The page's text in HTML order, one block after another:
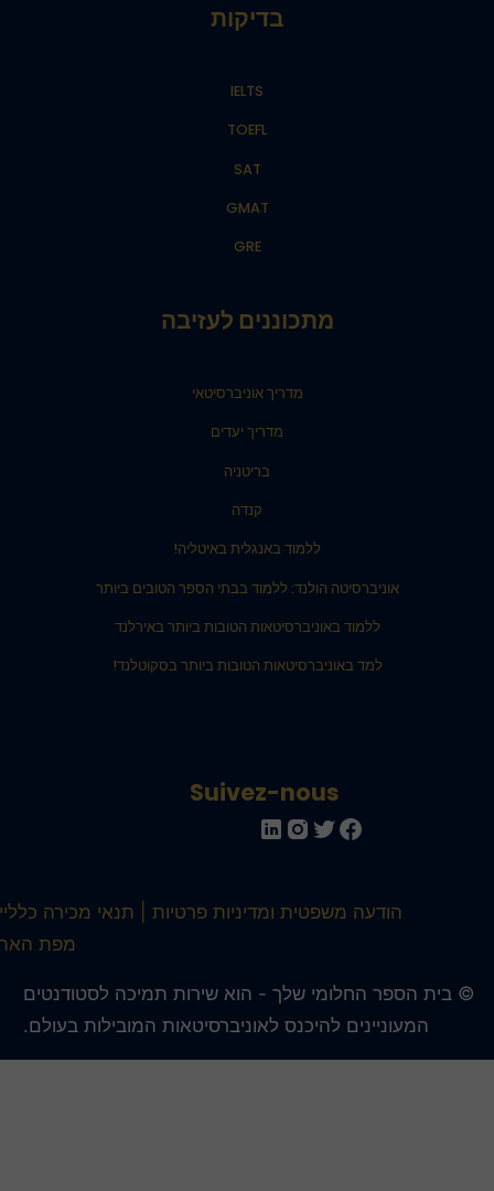
בדיקות
IELTS
TOEFL
SAT
GMAT
GRE
מתכוננים לעזיבה
מדריך אוניברסיטאי
מדריך יעדים
בריטניה
קנדה
ללמוד באנגלית באיטליה!
אוניברסיטה הולנד: ללמוד בבתי הספר הטובים ביותר
ללמוד באוניברסיטאות הטובות ביותר באירלנד
למד באוניברסיטאות הטובות ביותר בסקוטלנד!
Suivez-nous
הודעה משפטית ומדיניות פרטיות
תנאי מכירה כלליים
מפת האתר
בית הספר החלומי שלך - הוא שירות תמיכה לסטודנטים
המעוניינים להיכנס לאוניברסיטאות המובילות בעולם.